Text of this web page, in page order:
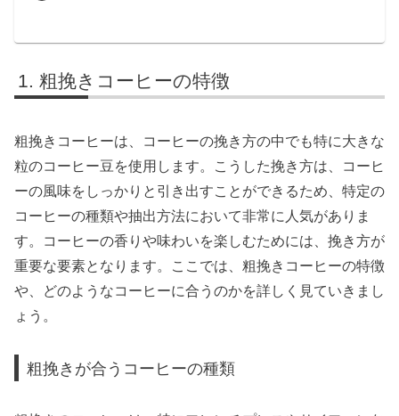
粗挽きコーヒーの特徴
粗挽きコーヒーは、コーヒーの挽き方の中でも特に大きな
粒のコーヒー豆を使用します。こうした挽き方は、コーヒ
ーの風味をしっかりと引き出すことができるため、特定の
コーヒーの種類や抽出方法において非常に人気がありま
す。コーヒーの香りや味わいを楽しむためには、挽き方が
重要な要素となります。ここでは、粗挽きコーヒーの特徴
や、どのようなコーヒーに合うのかを詳しく見ていきまし
ょう。
粗挽きが合うコーヒーの種類